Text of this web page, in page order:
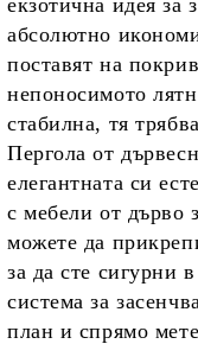
екзотична идея за
абсолютно
поставят на
непоносимото
стабилна, тя
Пергола от
елегантната си
с мебели от дърво
можете да
за да сте сигурни
система за
план и спрямо